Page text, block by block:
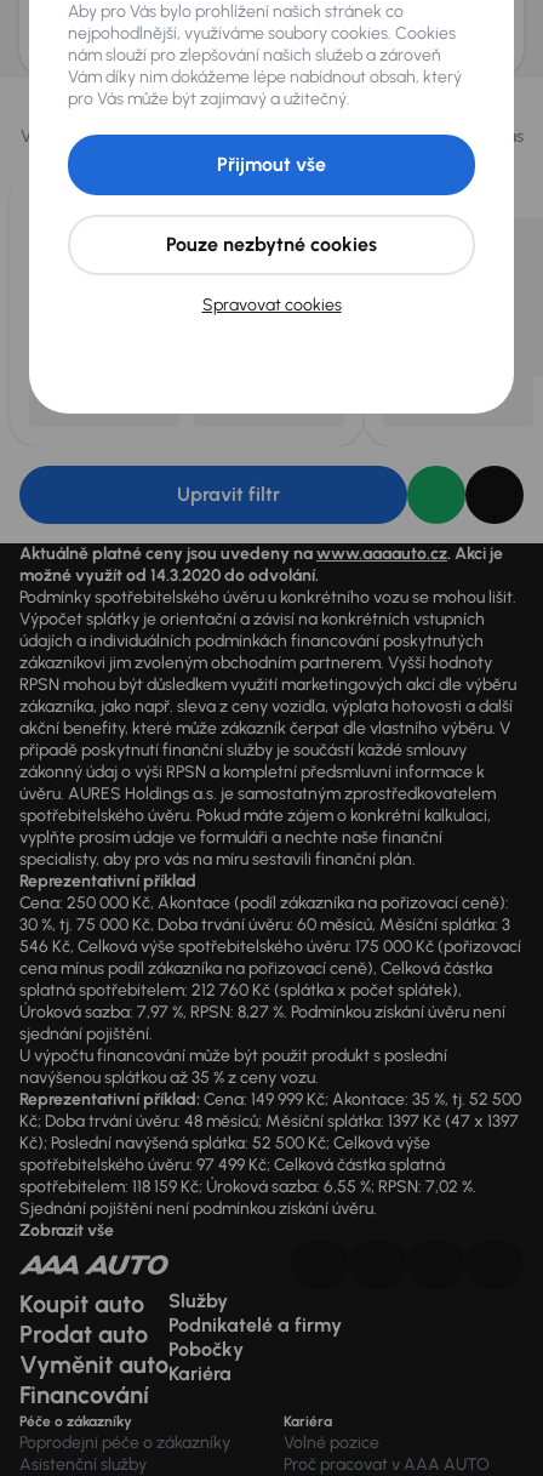
AURES Holdings a.s., se sídlem Dopraváků 874/15, Čimice, 184 00 Praha 8 bude
uchovávat a zpracovávat vaše osobní údaje v souladu se zásadami ochrany a
zpracováníosobních údajů.
Vybrali jsme pro vás
Vybíráme pro vás tynejlepší vozyz naší nabídky. Každý den pro vás
vykoupíme až 400 vozů
Upravit filtr
Aktuálně platné ceny jsou uvedeny nawww.aaaauto.cz. Akci je
možné využít od 14.3.2020 do odvolání.
Podmínky spotřebitelského úvěru u konkrétního vozu se mohou lišit.
Výpočet splátky je orientační a závisí na konkrétních vstupních
údajích a individuálních podmínkách financování poskytnutých
zákazníkovi jim zvoleným obchodním partnerem. Vyšší hodnoty
RPSN mohou být důsledkem využití marketingových akcí dle výběru
zákazníka, jako např. sleva z ceny vozidla, výplata hotovosti a další
akční benefity, které může zákazník čerpat dle vlastního výběru. V
případě poskytnutí finanční služby je součástí každé smlouvy
zákonný údaj o výši RPSN a kompletní předsmluvní informace k
úvěru. AURES Holdings a.s. je samostatným zprostředkovatelem
spotřebitelského úvěru. Pokud máte zájem o konkrétní kalkulaci,
vyplňte prosím údaje ve formuláři a nechte naše finanční
specialisty, aby pro vás na míru sestavili finanční plán.
Reprezentativní příklad
Cena: 250 000 Kč, Akontace (podíl zákazníka na pořizovací ceně):
30 %, tj. 75 000 Kč, Doba trvání úvěru: 60 měsíců, Měsíční splátka: 3
546 Kč, Celková výše spotřebitelského úvěru: 175 000 Kč (pořizovací
cena mínus podíl zákazníka na pořizovací ceně), Celková částka
splatná spotřebitelem: 212 760 Kč (splátka x počet splátek),
Úroková sazba: 7,97 %, RPSN: 8,27 %. Podmínkou získání úvěru není
sjednání pojištění.
U výpočtu financování může být použit produkt s poslední
navýšenou splátkou až 35 % z ceny vozu.
Reprezentativní příklad:Cena: 149 999 Kč; Akontace: 35 %, tj. 52 500
Kč; Doba trvání úvěru: 48 měsíců; Měsíční splátka: 1397 Kč (47 x 1397
Kč); Poslední navýšená splátka: 52 500 Kč; Celková výše
spotřebitelského úvěru: 97 499 Kč; Celková částka splatná
spotřebitelem: 118 159 Kč; Úroková sazba: 6,55 %; RPSN: 7,02 %.
Sjednání pojištění není podmínkou získání úvěru.
Zobrazit vše
Koupit auto
Prodat auto
Vyměnit auto
Financování
Služby
Podnikatelé a firmy
Pobočky
Kariéra
Péče o zákazníky
Poprodejní péče o zákazníky
Asistenční služby
Kariéra
Volné pozice
Proč pracovat v AAA AUTO
Aby pro Vás bylo prohlížení našich stránek co
nejpohodlnější, využíváme soubory cookies. Cookies
nám slouží pro zlepšování našich služeb a zároveň
Vám díky nim dokážeme lépe nabídnout obsah, který
pro Vás může být zajímavý a užitečný.
Spravovat cookies
Pouze nezbytné cookies
Přijmout vše